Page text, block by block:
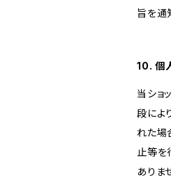
旨を通
10. 個
当ショ
段によ
れた場
止等を
ありま